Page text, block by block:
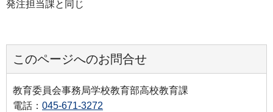
発注担当課と同じ
このページへのお問合せ
教育委員会事務局学校教育部高校教育課
電話： 045-671-3272